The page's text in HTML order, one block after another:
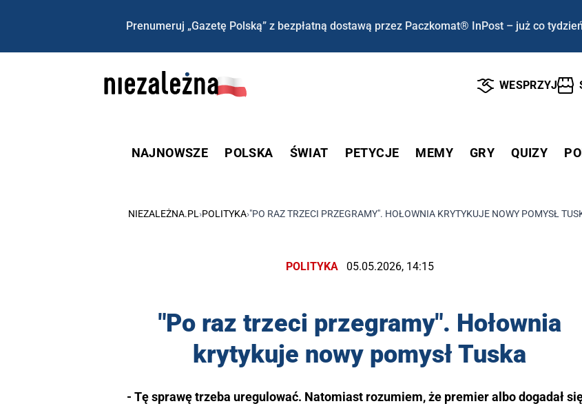
Prenumeruj „Gazetę Polską” z bezpłatną dostawą przez Paczkomat® InPost – już co
WESPRZYJ
NAJNOWSZE POLSKA ŚWIAT PETYCJE MEMY GRY QUIZY
NIEZALEŻNA.PL ›POLITYKA›"PO RAZ TRZECI PRZEGRAMY". HOŁOWNIA KRYTYKUJE NOWY POMYSŁ
POLITYKA 05.05.2026, 14:15
"Po raz trzeci przegramy". Hołownia
krytykuje nowy pomysł Tuska
- Tę sprawę trzeba uregulować. Natomiast rozumiem, że premier albo dogadał